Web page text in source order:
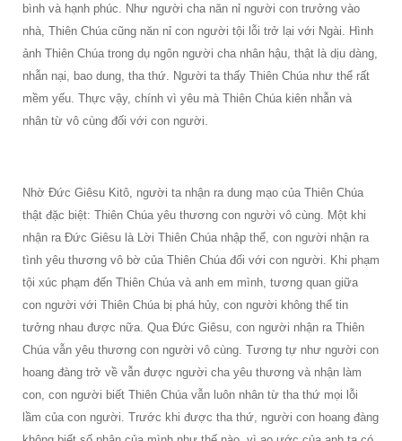
bình và hạnh phúc. Như người cha năn nỉ người con trưởng vào
nhà, Thiên Chúa cũng năn nỉ con người tội lỗi trở lại với Ngài. Hình
ảnh Thiên Chúa trong dụ ngôn người cha nhân hậu, thật là dịu dàng,
nhẫn nại, bao dung, tha thứ. Người ta thấy Thiên Chúa như thể rất
mềm yếu. Thực vậy, chính vì yêu mà Thiên Chúa kiên nhẫn và
nhân từ vô cùng đối với con người.
Nhờ Đức Giêsu Kitô, người ta nhận ra dung mạo của Thiên Chúa
thật đặc biệt: Thiên Chúa yêu thương con người vô cùng. Một khi
nhận ra Đức Giêsu là Lời Thiên Chúa nhập thể, con người nhận ra
tình yêu thương vô bờ của Thiên Chúa đối với con người. Khi phạm
tội xúc phạm đến Thiên Chúa và anh em mình, tương quan giữa
con người với Thiên Chúa bị phá hủy, con người không thể tin
tưởng nhau được nữa. Qua Đức Giêsu, con người nhận ra Thiên
Chúa vẫn yêu thương con người vô cùng. Tương tự như người con
hoang đàng trở về vẫn được người cha yêu thương và nhận làm
con, con người biết Thiên Chúa vẫn luôn nhân từ tha thứ mọi lỗi
lầm của con người. Trước khi được tha thứ, người con hoang đàng